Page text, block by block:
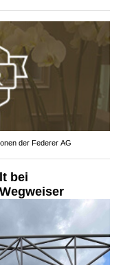
der Federer AG
bei